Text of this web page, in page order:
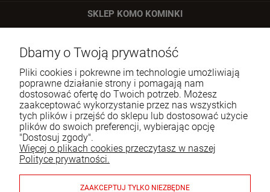
SKLEP KOMO KOMINKI
00-716 Warszawa
Tel.:
22 651 09 06
E-mail:
sklep@komo.pl
Moje konto
Pomoc
Informacje
Dbamy o Twoją prywatność
Pliki cookies i pokrewne im technologie umożliwiają
poprawne działanie strony i pomagają nam
dostosować ofertę do Twoich potrzeb. Możesz
zaakceptować wykorzystanie przez nas wszystkich
tych plików i przejść do sklepu lub dostosować użycie
plików do swoich preferencji, wybierając opcję
"Dostosuj zgody".
Więcej o plikach cookies przeczytasz w naszej
Polityce prywatności.
ZAAKCEPTUJ TYLKO NIEZBĘDNE